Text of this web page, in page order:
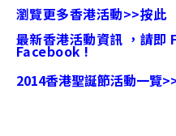
瀏覽更多香港活動>>按此
最新香港活動資訊 ，請
Facebook !
2014香港聖誕節活動一覽